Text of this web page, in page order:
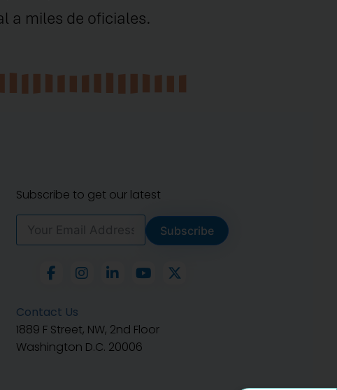
a miles de oficiales.
Subscribe to get our latest
Subscribe
Contact Us
1889 F Street, NW, 2nd Floor
Washington D.C. 20006